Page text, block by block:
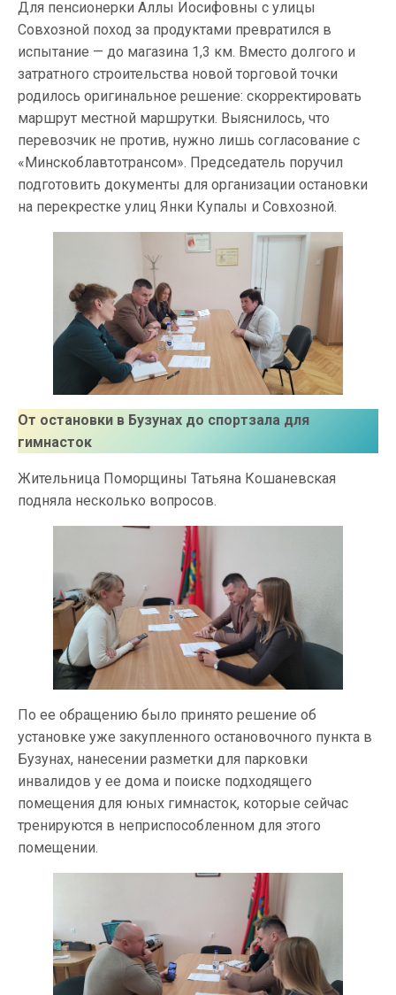
Для пенсионерки Аллы Иосифовны с улицы
Совхозной поход за продуктами превратился в
испытание — до магазина 1,3 км. Вместо долгого и
затратного строительства новой торговой точки
родилось оригинальное решение: скорректировать
маршрут местной маршрутки. Выяснилось, что
перевозчик не против, нужно лишь согласование с
«Минскоблавтотрансом». Председатель поручил
подготовить документы для организации остановки
на перекрестке улиц Янки Купалы и Совхозной.
От остановки в Бузунах до спортзала для
гимнасток
Жительница Поморщины Татьяна Кошаневская
подняла несколько вопросов.
По ее обращению было принято решение об
установке уже закупленного остановочного пункта в
Бузунах, нанесении разметки для парковки
инвалидов у ее дома и поиске подходящего
помещения для юных гимнасток, которые сейчас
тренируются в неприспособленном для этого
помещении.